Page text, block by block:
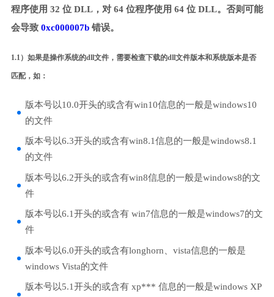
程序使用 32 位 DLL，对 64 位程序使用 64 位 DLL。否则可能
会导致 0xc000007b错误。
1.1）如果是操作系统的dll文件，需要检查下载的dll文件版本和系统版本是否
匹配，如：
版本号以10.0开头的或含有win10信息的一般是windows10
的文件
版本号以6.3开头的或含有win8.1信息的一般是windows8.1
的文件
版本号以6.2开头的或含有win8信息的一般是windows8的文
件
版本号以6.1开头的或含有 win7信息的一般是windows7的文
件
版本号以6.0开头的或含有longhorn、vista信息的一般是
windows Vista的文件
版本号以5.1开头的或含有 xp*** 信息的一般是windows XP